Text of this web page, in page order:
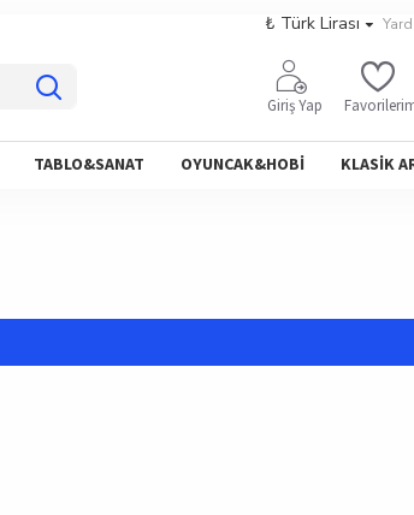
₺ Türk Lirası
Giriş Yap
TABLO&SANAT OYUNCAK&HOBİ KLASİK